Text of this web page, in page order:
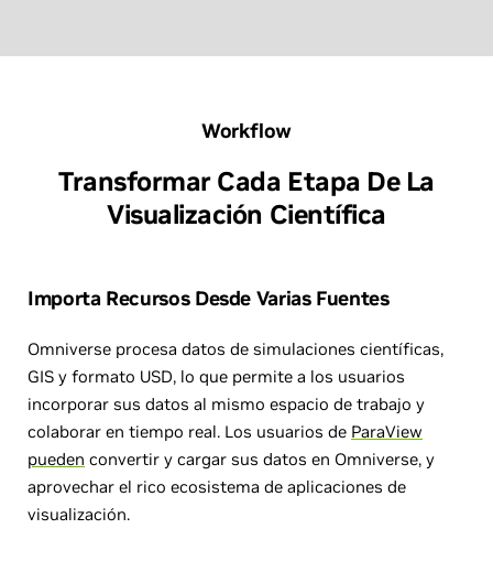
Workflow
Transformar Cada Etapa De La
Visualización Científica
Importa Recursos Desde Varias Fuentes
Omniverse procesa datos de simulaciones científicas,
GIS y formato USD, lo que permite a los usuarios
incorporar sus datos al mismo espacio de trabajo y
colaborar en tiempo real. Los usuarios de ParaView
pueden convertir y cargar sus datos en Omniverse, y
aprovechar el rico ecosistema de aplicaciones de
visualización.